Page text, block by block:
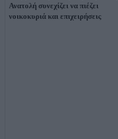
Ανατολή συνεχίζει να πιέζει
νοικοκυριά και επιχειρήσεις